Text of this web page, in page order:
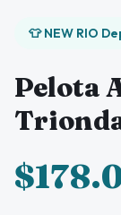
👕 NEW RIO
Pelota